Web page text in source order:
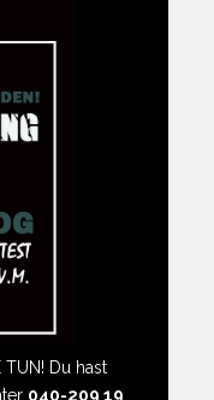
TUN! Du hast
040-209 19